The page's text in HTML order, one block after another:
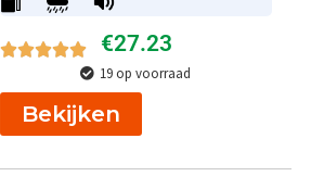
€27.23
19 op voorraad
Bekijken